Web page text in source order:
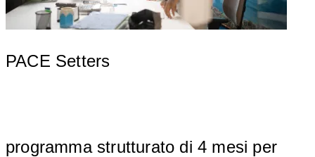
PACE Setters
programma strutturato di 4 mesi per